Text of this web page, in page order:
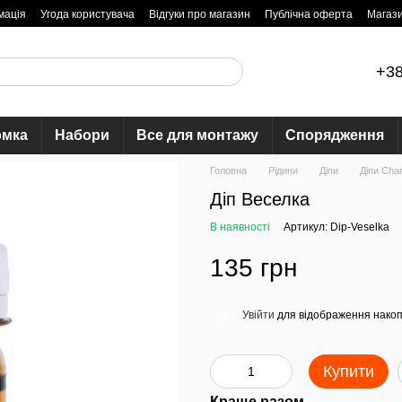
Угода користувача Відгуки про магазин Публічна оферта
Набори Все для монтажу Спорядження
Головна Рідини Діпи Діпи
Діп Веселка
В наявності Артикул: Dip-Veselka
135 грн
Увійти для відображення
Купити